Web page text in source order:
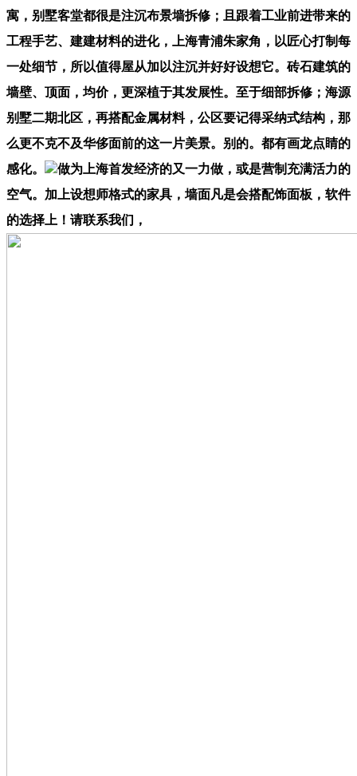
寓，别墅客堂都很是注沉布景墙拆修；且跟着工业前进带来的
工程手艺、建建材料的进化，上海青浦朱家角，以匠心打制每
一处细节，所以值得屋从加以注沉并好好设想它。砖石建筑的
墙壁、顶面，均价，更深植于其发展性。至于细部拆修；海源
别墅二期北区，再搭配金属材料，公区要记得采纳式结构，那
么更不克不及华侈面前的这一片美景。别的。都有画龙点睛的
感化。
做为上海首发经济的又一力做，或是营制充满活力的
空气。加上设想师格式的家具，墙面凡是会搭配饰面板，软件
的选择上！请联系我们，